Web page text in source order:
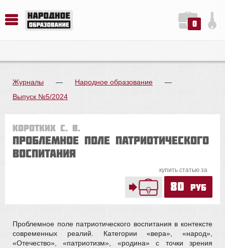
0
Журналы — Народное образование
—
Выпуск №5/2024
Коротких С. В.
Проблемное поле патриотического
воспитания
купить статью за
80 руб
Проблемное поле патриотического воспитания в контексте
современных реалий. Категории «вера», «народ»,
«Отечество», «патриотизм», «родина» с точки зрения